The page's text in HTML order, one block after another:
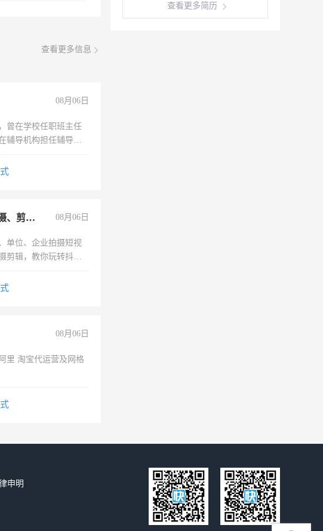
查看更多信息
08月06日
曾在学校任职班主任
辅导机构担任辅导教
手机短视频拍摄、剪辑、抖音快手 08月06日
单位、企业拍摄短视
剪辑，教你玩转抖音
剪辑，教你玩转抖
08月06日
里 淘宝代运营及网格
查看更多简历
申明